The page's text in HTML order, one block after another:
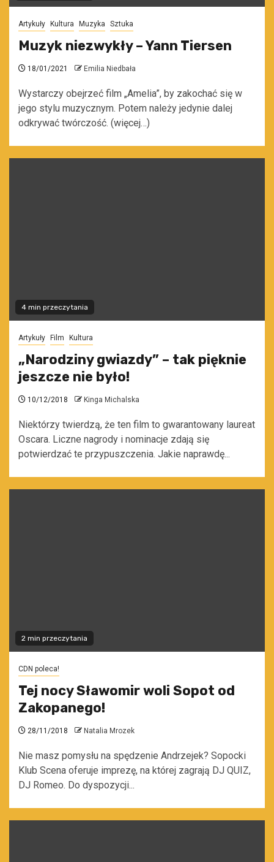
Artykuły Kultura Muzyka Sztuka
Muzyk niezwykły – Yann Tiersen
18/01/2021 Emilia Niedbała
Wystarczy obejrzeć film „Amelia”, by zakochać się w
jego stylu muzycznym. Potem należy jedynie dalej
odkrywać twórczość. (więcej…)
4 min przeczytania
Artykuły Film Kultura
„Narodziny gwiazdy” – tak pięknie
jeszcze nie było!
10/12/2018 Kinga Michalska
Niektórzy twierdzą, że ten film to gwarantowany laureat
Oscara. Liczne nagrody i nominacje zdają się
potwierdzać te przypuszczenia. Jakie naprawdę...
2 min przeczytania
CDN poleca!
Tej nocy Sławomir woli Sopot od
Zakopanego!
28/11/2018 Natalia Mrozek
Nie masz pomysłu na spędzenie Andrzejek? Sopocki
Klub Scena oferuje imprezę, na której zagrają DJ QUIZ,
DJ Romeo. Do dyspozycji...